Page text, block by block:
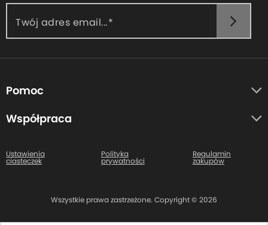
Twój adres email...
Pomoc
O nas
Centrum pomocy
Kontakt
Współpraca
Wszystkie prawa zastrzeżone. Copyright © 2026
Ustawienia
ciasteczek
Polityka
prywatności
Regulamin
zakupów